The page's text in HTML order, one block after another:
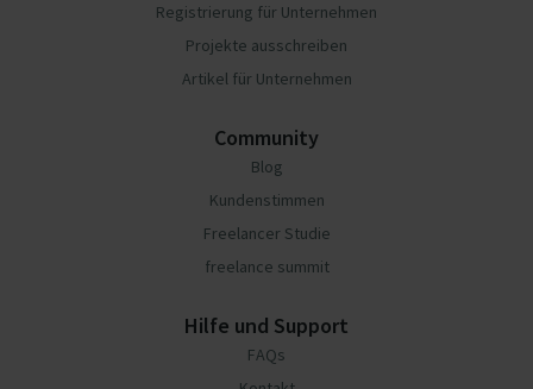
Registrierung für Unternehmen
Projekte ausschreiben
Artikel für Unternehmen
Community
Blog
Kundenstimmen
Freelancer Studie
freelance summit
Hilfe und Support
FAQs